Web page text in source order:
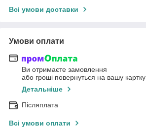
Всі умови доставки
Умови оплати
Ви отримаєте замовлення
або гроші повернуться на вашу картку
Детальніше
Післяплата
Всі умови оплати